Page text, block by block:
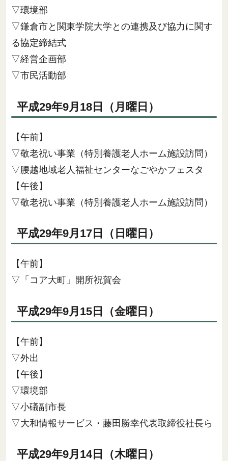
▽環境部
▽鎌倉市と関東学院大学との連携及び協力に関す
る協定締結式
▽経営企画部
▽市民活動部
平成29年9月18日（月曜日）
【午前】
▽敬老祝い事業（特別養護老人ホーム施設訪問）
▽腰越地域老人福祉センターなごやかフェスタ
【午後】
▽敬老祝い事業（特別養護老人ホーム施設訪問）
平成29年9月17日（日曜日）
【午前】
▽「コア大町」開所祝賀会
平成29年9月15日（金曜日）
【午前】
▽外出
【午後】
▽環境部
▽小礒副市長
▽大和情報サービス・藤田勝幸代表取締役社長ら
平成29年9月14日（木曜日）